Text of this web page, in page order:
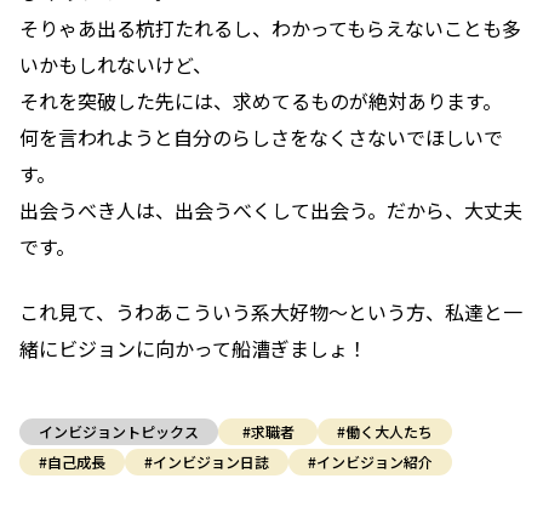
そりゃあ出る杭打たれるし、わかってもらえないことも多
いかもしれないけど、
それを突破した先には、求めてるものが絶対あります。
何を言われようと自分のらしさをなくさないでほしいで
す。
出会うべき人は、出会うべくして出会う。だから、大丈夫
です。
これ見て、うわあこういう系大好物～という方、私達と一
緒にビジョンに向かって船漕ぎましょ！
インビジョントピックス #求職者
#働く大人たち
#自己成長
#インビジョン日誌 #インビジョン紹介